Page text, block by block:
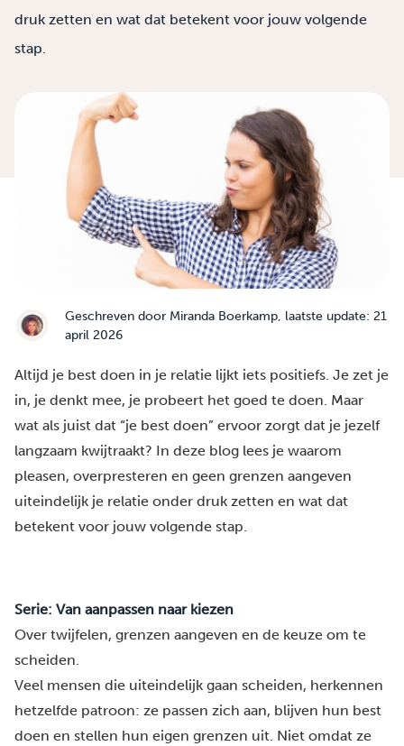
druk zetten en wat dat betekent voor jouw volgende
stap.
Geschreven door Miranda Boerkamp, laatste update: 21
april 2026
Altijd je best doen in je relatie lijkt iets positiefs. Je zet je
in, je denkt mee, je probeert het goed te doen. Maar
wat als juist dat “je best doen” ervoor zorgt dat je jezelf
langzaam kwijtraakt? In deze blog lees je waarom
pleasen, overpresteren en geen grenzen aangeven
uiteindelijk je relatie onder druk zetten en wat dat
betekent voor jouw volgende stap.
Serie: Van aanpassen naar kiezen
Over twijfelen, grenzen aangeven en de keuze om te
scheiden.
Veel mensen die uiteindelijk gaan scheiden, herkennen
hetzelfde patroon: ze passen zich aan, blijven hun best
doen en stellen hun eigen grenzen uit. Niet omdat ze